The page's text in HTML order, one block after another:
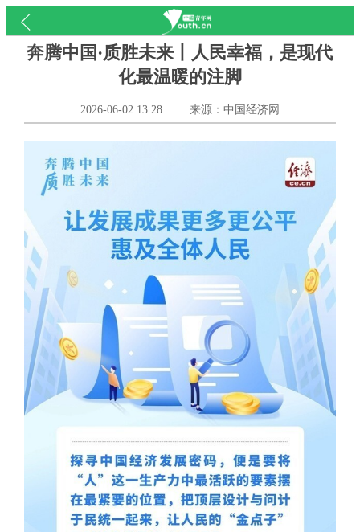
奔腾中国·质胜未来丨人民幸福，是现代
化最温暖的注脚
2026-06-02 13:28 来源：中国经济网